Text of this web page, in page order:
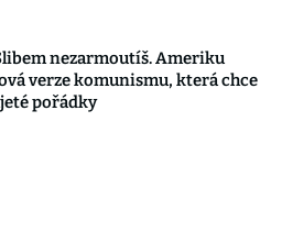
nezarmoutíš. Ameriku
verze komunismu, která chce
pořádky